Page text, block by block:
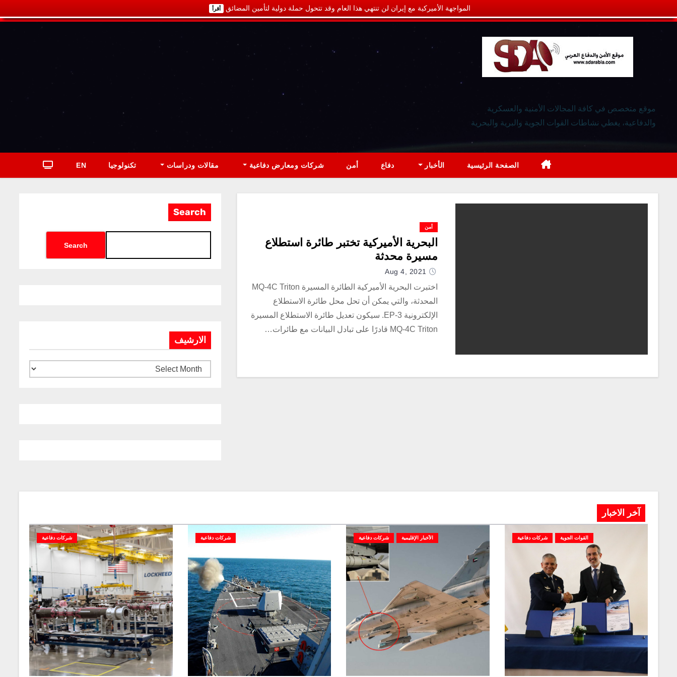
المواجهة الأميركية مع إيران لن تنتهي هذا العام وقد تتحول حملة دولية لتأمين المضائق أقرأ
موقع متخصص في كافة المجالات الأمنية والعسكرية
والدفاعية، يغطي نشاطات القوات الجوية والبرية والبحرية
الصفحة الرئيسية الأخبار دفاع أمن شركات ومعارض دفاعية مقالات ودراسات تكنولوجيا EN
أمن
البحرية الأميركية تختبر طائرة استطلاع
مسيرة محدثة
Aug 4, 2021
اختبرت البحرية الأميركية الطائرة المسيرة MQ-4C Triton
المحدثة، والتي يمكن أن تحل محل طائرة الاستطلاع
الإلكترونية EP-3. سيكون تعديل طائرة الاستطلاع المسيرة
MQ-4C Triton قادرًا على تبادل البيانات مع طائرات…
Search
Search
الارشيف
آخر الاخبار
القوات الجوية شركات دفاعية الأخبار الإقليمية شركات دفاعية شركات دفاعية شركات دفاعية